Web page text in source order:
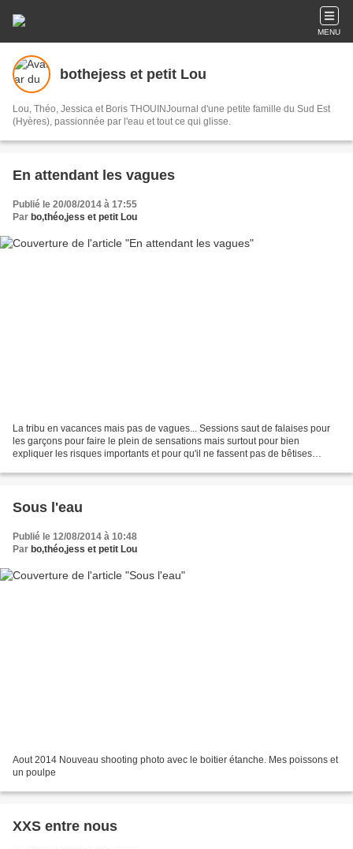
MENU
bothejess et petit Lou
Lou, Théo, Jessica et Boris THOUINJournal d'une petite famille du Sud Est
(Hyères), passionnée par l'eau et tout ce qui glisse.
En attendant les vagues
Publié le 20/08/2014 à 17:55
Par bo,théo,jess et petit Lou
La tribu en vacances mais pas de vagues... Sessions saut de falaises pour
les garçons pour faire le plein de sensations mais surtout pour bien
expliquer les risques importants et pour qu'il ne fassent pas de bêtises
Sous l'eau
Publié le 12/08/2014 à 10:48
Par bo,théo,jess et petit Lou
Aout 2014 Nouveau shooting photo avec le boitier étanche. Mes poissons et
un poulpe
XXS entre nous